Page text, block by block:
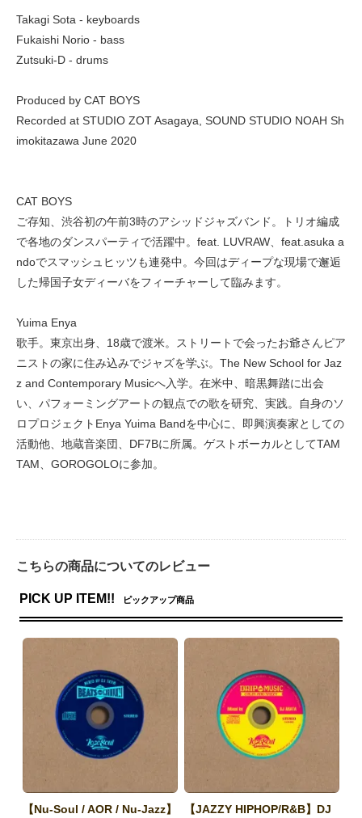
Takagi Sota - keyboards
Fukaishi Norio - bass
Zutsuki-D - drums
Produced by CAT BOYS
Recorded at STUDIO ZOT Asagaya, SOUND STUDIO NOAH Sh
imokitazawa June 2020
CAT BOYS
ご存知、渋谷初の午前3時のアシッドジャズバンド。トリオ編成
で各地のダンスパーティで活躍中。feat. LUVRAW、feat.asuka a
ndoでスマッシュヒッツも連発中。今回はディープな現場で邂逅
した帰国子女ディーバをフィーチャーして臨みます。
Yuima Enya
歌手。東京出身、18歳で渡米。ストリートで会ったお爺さんピア
ニストの家に住み込みでジャズを学ぶ。The New School for Jaz
z and Contemporary Musicへ入学。在米中、暗黒舞踏に出会
い、パフォーミングアートの観点での歌を研究、実践。自身のソ
ロプロジェクトEnya Yuima Bandを中心に、即興演奏家としての
活動他、地蔵音楽団、DF7Bに所属。ゲストボーカルとしてTAM
TAM、GOROGOLOに参加。
こちらの商品についてのレビュー
PICK UP ITEM!! ピックアップ商品
【Nu-Soul / AOR / Nu-Jazz】
【JAZZY HIPHOP/R&B】DJ